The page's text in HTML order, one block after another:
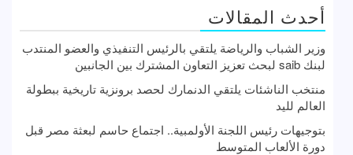
أحدث المقالات
وزير الشباب والرياضة يلتقي بالرئيس التنفيذي والعضو المنتدب
لبنك saib لبحث تعزيز التعاون المشترك بين الجانبين
منتخب الناشئات يلتقي الدنمارك لحصد برونزية تاريخية ببطولة
العالم لليد
بتوجيهات رئيس اللجنة الأولمبية.. اجتماع حاسم لبعثة مصر قبل
دورة الألعاب المتوسط